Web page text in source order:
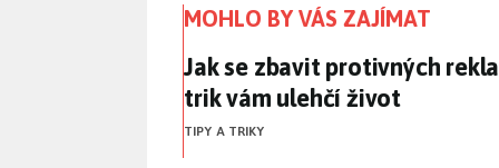
MOHLO BY VÁS ZAJÍMAT
Jak se zbavit protivných
Jak se zbavit protivných
trik vám ulehčí život
TIPY A TRIKY